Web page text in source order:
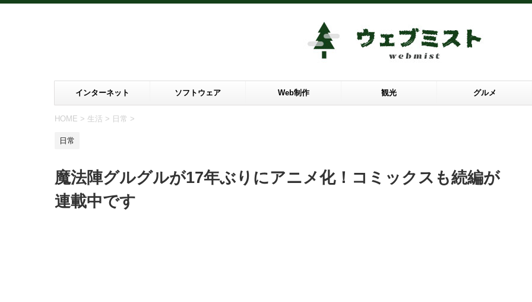
インターネット ソフトウェア Web制作 観光 グルメ
HOME > 生活 > 日常 >
日常
魔法陣グルグルが17年ぶりにアニメ化！コミックスも続編が
連載中です